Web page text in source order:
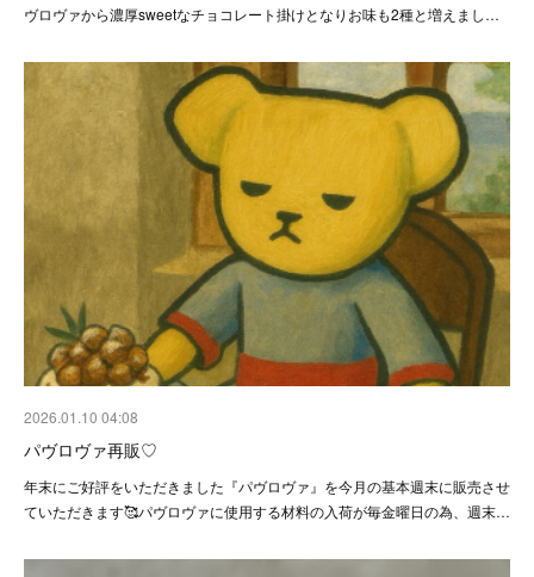
ヴロヴァから濃厚sweetなチョコレート掛けとなりお味も2種と増えまし…
2026.01.10 04:08
パヴロヴァ再販♡
年末にご好評をいただきました『パヴロヴァ』を今月の基本週末に販売させ
ていただきます🥰パヴロヴァに使用する材料の入荷が毎金曜日の為、週末…